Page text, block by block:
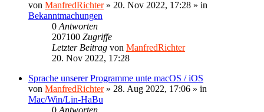
von ManfredRichter» 20. Nov 2022, 17:28 » in
Bekanntmachungen
0 Antworten
207100 Zugriffe
Letzter Beitrag von ManfredRichter
20. Nov 2022, 17:28
Sprache unserer Programme unte macOS / iOS
von ManfredRichter» 28. Aug 2022, 17:06 » in
Mac/Win/Lin-HaBu
0 Antworten